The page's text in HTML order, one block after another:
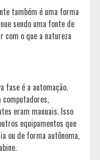
também é uma forma
sendo uma fonte de
com o que a natureza
fase é a automação.
computadores,
eram manuais. Isso
equipamentos que
ou de forma autônoma,